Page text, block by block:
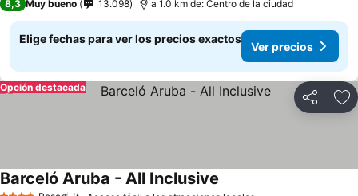
8,3 Muy bueno 13.098 a 1.0 km de: Centro de la ciudad
Elige fechas para ver los precios exactos
Ver precios
Compartir
Opción destacada
Barceló Aruba - All Inclusive